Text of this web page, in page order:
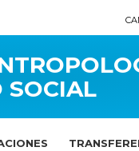
SOCIAL